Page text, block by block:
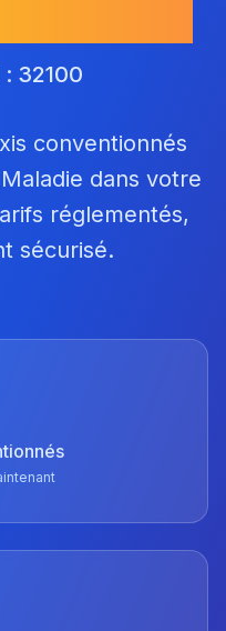
32100
conventionnés
dans votre
réglementés,
sécurisé.